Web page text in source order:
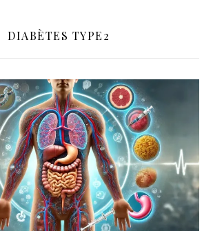
DIABÈTES TYPE2